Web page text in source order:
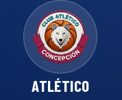
ATLÉTICO